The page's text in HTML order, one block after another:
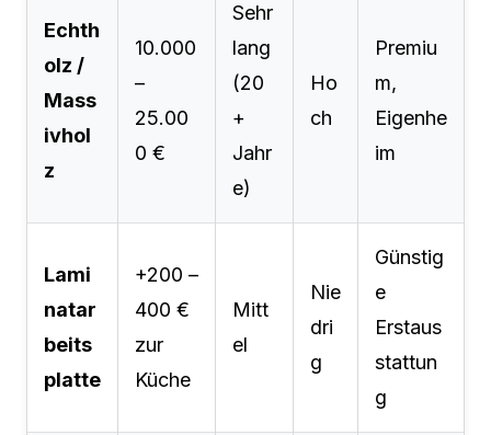
Echth
olz /
Mass
ivhol
z
10.000
–
25.00
0 €
Sehr
lang
(20
+
Jahr
e)
Ho
ch
Premiu
m,
Eigenhe
im
Lami
natar
beits
platte
+200 –
400 €
zur
Küche
Mitt
el
Nie
dri
g
Günstig
e
Erstaus
stattun
g